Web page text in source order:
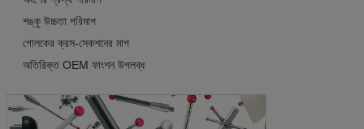
শঙ্কু উচ্চতা পরিমাপ
গোলকের ক্রস-সেকশনের মাপ
অতিরিক্ত OEM ফাংশন উপলব্ধ